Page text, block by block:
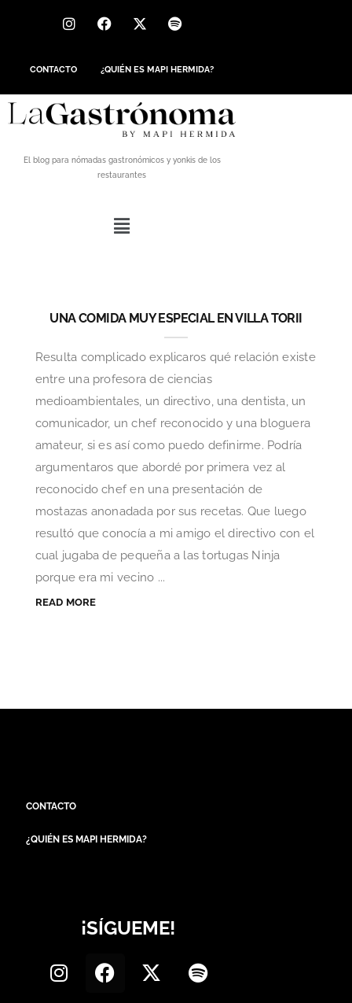
CONTACTO ¿QUIÉN ES MAPI HERMIDA?
El blog para nómadas gastronómicos y yonkis de los
restaurantes
UNA COMIDA MUY ESPECIAL EN VILLA TORII
Resulta complicado explicaros qué relación existe
entre una profesora de ciencias
medioambientales, un directivo, una dentista, un
comunicador, un chef reconocido y una bloguera
amateur, si es así como puedo definirme. Podría
argumentaros que abordé por primera vez al
reconocido chef en una presentación de
mostazas anonadada por sus recetas. Que luego
resultó que conocía a mi amigo el directivo con el
cual jugaba de pequeña a las tortugas Ninja
porque era mi vecino ...
READ MORE
CONTACTO
¿QUIÉN ES MAPI HERMIDA?
¡SÍGUEME!